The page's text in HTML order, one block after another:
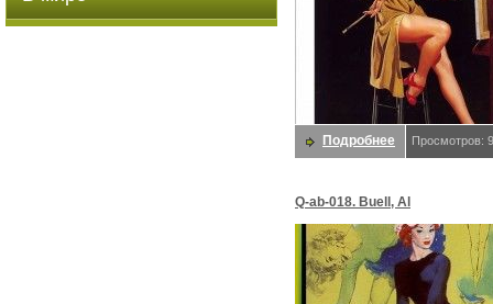
Подробнее Просмотров:
Q-ab-018. Buell, Al